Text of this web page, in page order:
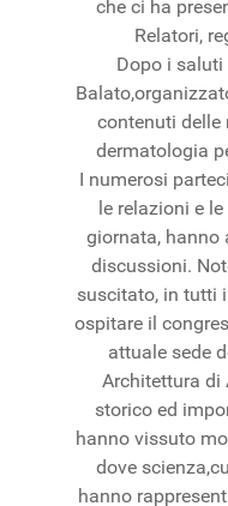
che ci ha
Relatori,
Dopo i
contenuti delle
dermatologia
I numerosi
le relazioni e
giornata, hanno
discussioni.
suscitato, in tutti
ospitare il
attuale sede
Architettura di
storico ed
hanno vissuto
dove
hanno